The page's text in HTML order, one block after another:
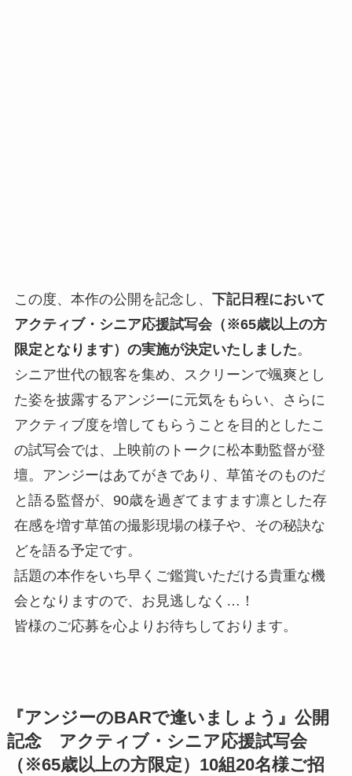
この度、本作の公開を記念し、 下記日程において
アクティブ・シニア応援試写会（※65歳以上の方
限定となります）の実施が決定いたしました。
シニア世代の観客を集め、スクリーンで颯爽とし
た姿を披露するアンジーに元気をもらい、さらに
アクティブ度を増してもらうことを目的としたこ
の試写会では、上映前のトークに松本動監督が登
壇。アンジーはあてがきであり、草笛そのものだ
と語る監督が、90歳を過ぎてますます凛とした存
在感を増す草笛の撮影現場の様子や、その秘訣な
どを語る予定です。
話題の本作をいち早くご鑑賞いただける貴重な機
会となりますので、お見逃しなく…！
皆様のご応募を心よりお待ちしております。
『アンジーのBARで逢いましょう』公開
記念 アクティブ・シニア応援試写会
（※65歳以上の方限定）10組20名様ご招